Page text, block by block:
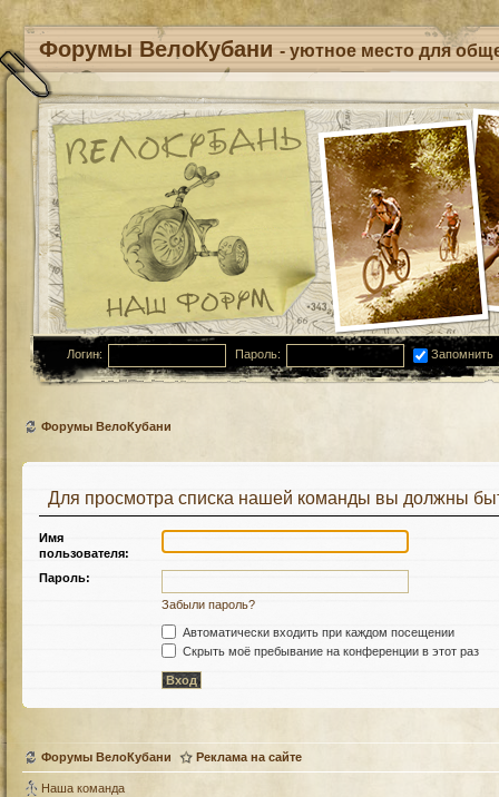
Форумы ВелоКубани - уютное место для
Логин: Пароль: Запомнить
Форумы ВелоКубани
Для просмотра списка нашей команды вы должны
Имя
пользователя:
Пароль:
Забыли пароль?
Автоматически входить при каждом посещении
Скрыть моё пребывание на конференции в этот раз
Форумы ВелоКубани Реклама на сайте
Наша команда